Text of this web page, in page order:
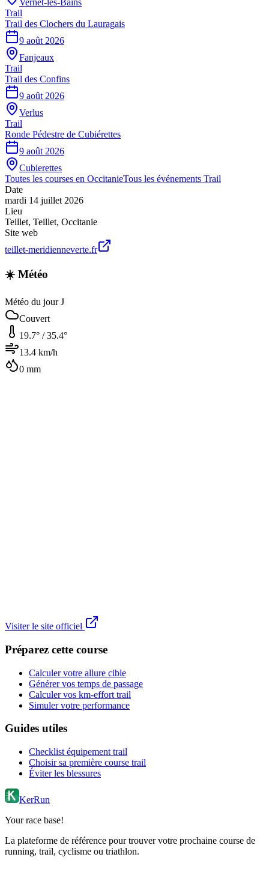
Trail
Trail des Clochers du Lauragais
9 août 2026
Fanjeaux
Trail
Trail des Confins
9 août 2026
Verlus
Trail
Ronde Pédestre de Cubiérettes
9 août 2026
Cubierettes
Toutes les courses en OccitanieTous les événements Trail
Date
mardi 14 juillet 2026
Lieu
Teillet, Teillet, Occitanie
Site web
teillet-meridienneverte.fr
☀️ Météo
Météo du jour J
Couvert
19.7° /35.4°
13.4 km/h
0 mm
Visiter le site officiel
Préparez cette course
Calculer votre allure cible
Générer vos temps de passage
Calculer vos km-effort trail
Simuler votre performance
Guides utiles
Checklist équipement trail
Choisir sa première course trail
Éviter les blessures
KerRun
Your race base!
La plateforme de référence pour trouver votre prochaine course de
running, trail, cyclisme ou triathlon.